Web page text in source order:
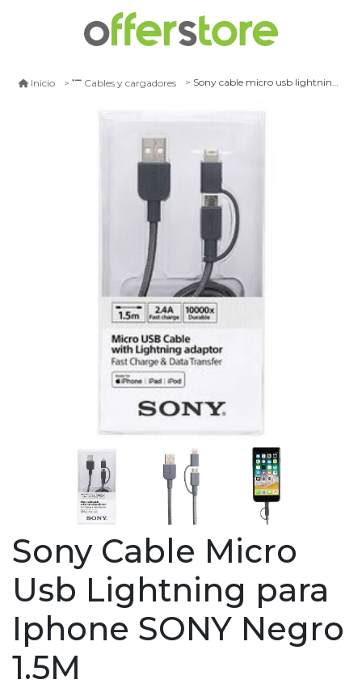
Inicio Cables y cargadores Sony cable micro usb lightning para iphone sony negro 1.5m
Sony Cable Micro
Usb Lightning para
Iphone SONY Negro
1.5M